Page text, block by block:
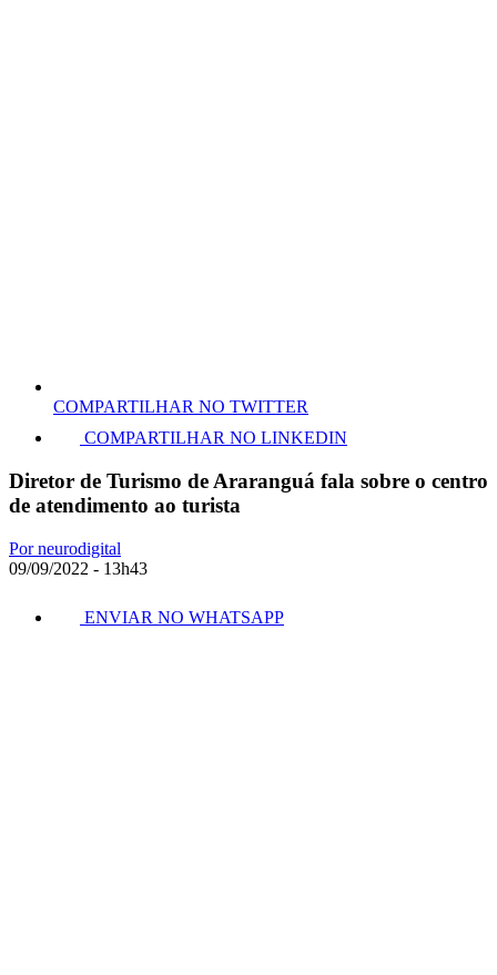
COMPARTILHAR NO TWITTER
COMPARTILHAR NO LINKEDIN
Diretor de Turismo de Araranguá fala sobre o centro
de atendimento ao turista
Por neurodigital
09/09/2022 - 13h43
ENVIAR NO WHATSAPP